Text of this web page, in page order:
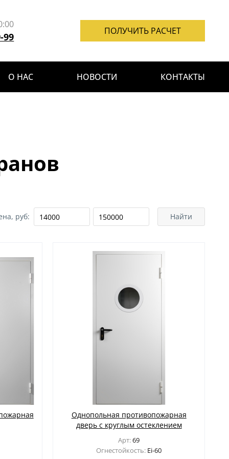
99 ПОЛУЧИТЬ РАСЧЕТ
О НАС НОВОСТИ КОНТАКТЫ
руб: Найти
Однопольная противопожарная
дверь с круглым остеклением
Арт:69
Огнестойкость: Ei-60